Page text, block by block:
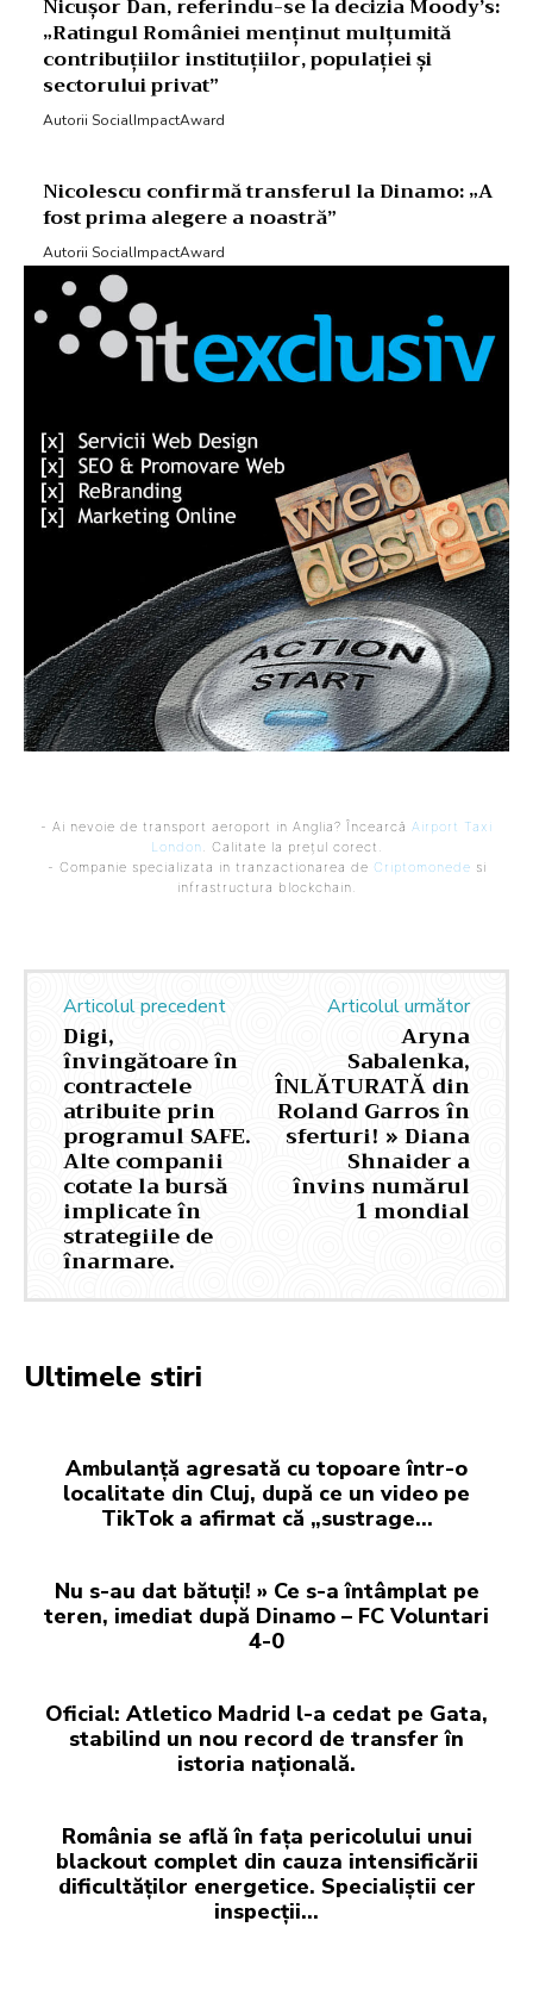
Nicușor Dan, referindu-se la decizia Moody’s:
„Ratingul României menținut mulțumită
contribuțiilor instituțiilor, populației și
sectorului privat”
Autorii SocialImpactAward
Nicolescu confirmă transferul la Dinamo: „A
fost prima alegere a noastră”
Autorii SocialImpactAward
- Ai nevoie de transport aeroport in Anglia? Încearcă Airport Taxi
London. Calitate la prețul corect.
- Companie specializata in tranzactionarea de Criptomonede si
infrastructura blockchain.
Articolul precedent
Digi,
învingătoare în
contractele
atribuite prin
programul SAFE.
Alte companii
cotate la bursă
implicate în
strategiile de
înarmare.
Articolul următor
Aryna
Sabalenka,
ÎNLĂTURATĂ din
Roland Garros în
sferturi! » Diana
Shnaider a
învins numărul
1 mondial
Ultimele stiri
Ambulanță agresată cu topoare într-o
localitate din Cluj, după ce un video pe
TikTok a afirmat că „sustrage…
Nu s-au dat bătuți! » Ce s-a întâmplat pe
teren, imediat după Dinamo – FC Voluntari
4-0
Oficial: Atletico Madrid l-a cedat pe Gata,
stabilind un nou record de transfer în
istoria națională.
România se află în fața pericolului unui
blackout complet din cauza intensificării
dificultăților energetice. Specialiștii cer
inspecții…